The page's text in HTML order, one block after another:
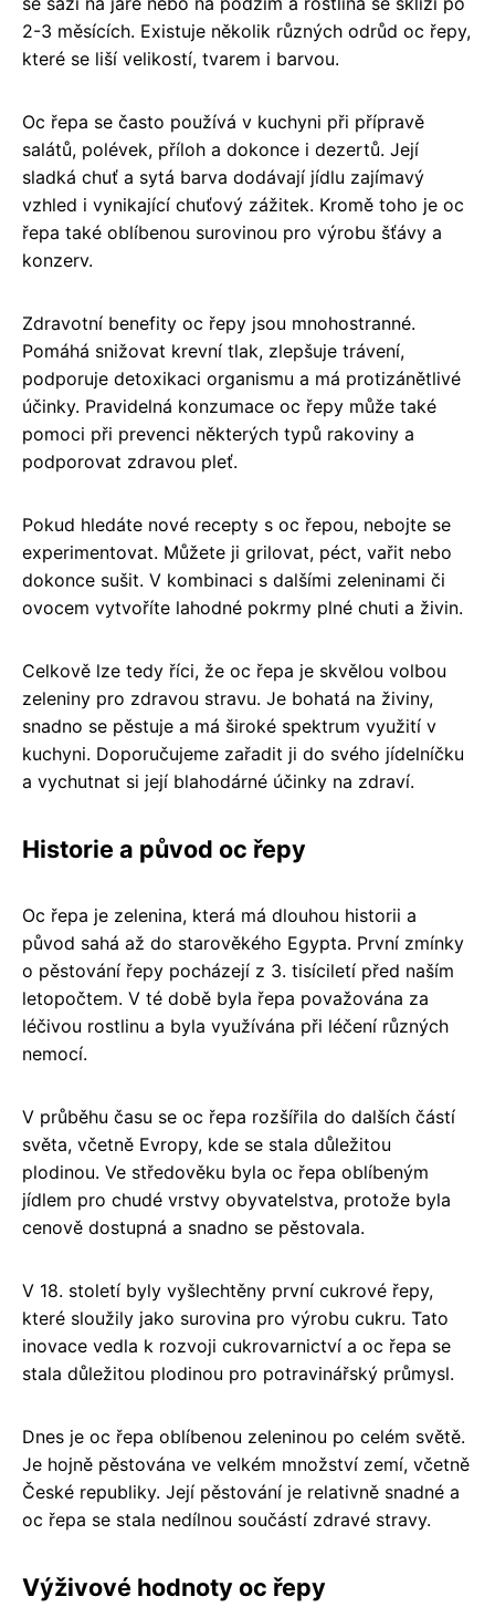
2-3 měsících. Existuje několik různých odrůd oc řepy,
které se liší velikostí, tvarem i barvou.
Oc řepa se často používá v kuchyni při přípravě
salátů, polévek, příloh a dokonce i dezertů. Její
sladká chuť a sytá barva dodávají jídlu zajímavý
vzhled i vynikající chuťový zážitek. Kromě toho je oc
řepa také oblíbenou surovinou pro výrobu šťávy a
konzerv.
Zdravotní benefity oc řepy jsou mnohostranné.
Pomáhá snižovat krevní tlak, zlepšuje trávení,
podporuje detoxikaci organismu a má protizánětlivé
účinky. Pravidelná konzumace oc řepy může také
pomoci při prevenci některých typů rakoviny a
podporovat zdravou pleť.
Pokud hledáte nové recepty s oc řepou, nebojte se
experimentovat. Můžete ji grilovat, péct, vařit nebo
dokonce sušit. V kombinaci s dalšími zeleninami či
ovocem vytvoříte lahodné pokrmy plné chuti a živin.
Celkově lze tedy říci, že oc řepa je skvělou volbou
zeleniny pro zdravou stravu. Je bohatá na živiny,
snadno se pěstuje a má široké spektrum využití v
kuchyni. Doporučujeme zařadit ji do svého jídelníčku
a vychutnat si její blahodárné účinky na zdraví.
Historie a původ oc řepy
Oc řepa je zelenina, která má dlouhou historii a
původ sahá až do starověkého Egypta. První zmínky
o pěstování řepy pocházejí z 3. tisíciletí před naším
letopočtem. V té době byla řepa považována za
léčivou rostlinu a byla využívána při léčení různých
nemocí.
V průběhu času se oc řepa rozšířila do dalších částí
světa, včetně Evropy, kde se stala důležitou
plodinou. Ve středověku byla oc řepa oblíbeným
jídlem pro chudé vrstvy obyvatelstva, protože byla
cenově dostupná a snadno se pěstovala.
V 18. století byly vyšlechtěny první cukrové řepy,
které sloužily jako surovina pro výrobu cukru. Tato
inovace vedla k rozvoji cukrovarnictví a oc řepa se
stala důležitou plodinou pro potravinářský průmysl.
Dnes je oc řepa oblíbenou zeleninou po celém světě.
Je hojně pěstována ve velkém množství zemí, včetně
České republiky. Její pěstování je relativně snadné a
oc řepa se stala nedílnou součástí zdravé stravy.
Výživové hodnoty oc řepy